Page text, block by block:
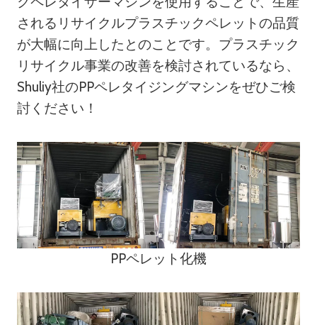
されるリサイクルプラスチックペレットの品質
が大幅に向上したとのことです。プラスチック
リサイクル事業の改善を検討されているなら、
Shuliy社のPPペレタイジングマシンをぜひご検
討ください！
PPペレット化機